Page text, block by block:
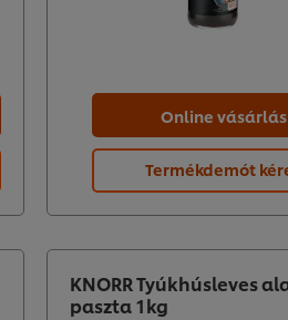
Online vásárlás
Termékdemót
KNORR Tyúkhúsleves
paszta 1kg